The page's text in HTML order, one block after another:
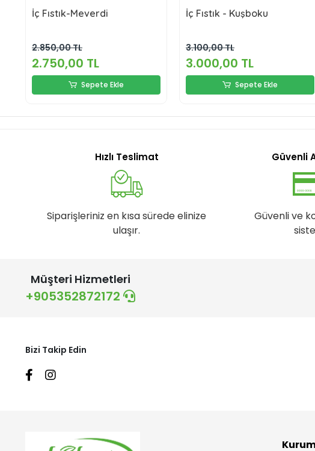
İç Fıstık-Meverdi
2.850,00 TL
2.750,00 TL
Sepete Ekle
İç Fıstık - Kuşboku
3.100,00 TL
3.000,00 TL
Sepete Ekle
Hızlı Teslimat
Siparişleriniz en kısa sürede elinize
ulaşır.
Güvenli
Güvenli ve
Müşteri Hizmetleri
+905352872172
Bizi Takip Edin